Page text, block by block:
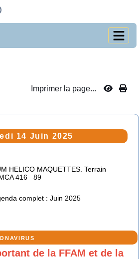
Imprimer la page...
14 Juin 2025
HELICO MAQUETTES. Terrain
416 89
complet : Juin 2025
de la FFAM et de la